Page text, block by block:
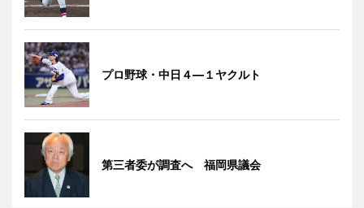
プロ野球・中日４―１ヤクルト
第三者委が調査へ 福岡県議会